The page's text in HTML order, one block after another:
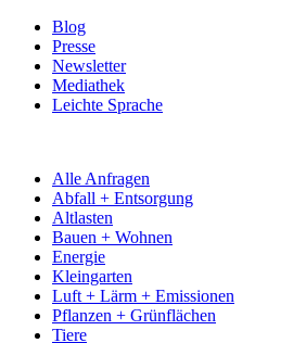
Blog
Presse
Newsletter
Mediathek
Leichte Sprache
Alle Anfragen
Abfall + Entsorgung
Altlasten
Bauen + Wohnen
Energie
Kleingarten
Luft + Lärm + Emissionen
Pflanzen + Grünflächen
Tiere